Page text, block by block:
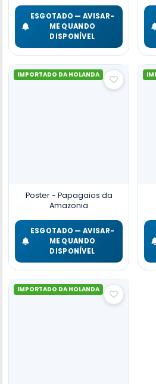
ESGOTADO — AVISAR-
ME QUANDO
DISPONÍVEL
IMPORTADO DA HOLANDA
Poster - Papagaios da
Amazonia
ESGOTADO — AVISAR-
ME QUANDO
DISPONÍVEL
IMPORTADO DA HOLANDA